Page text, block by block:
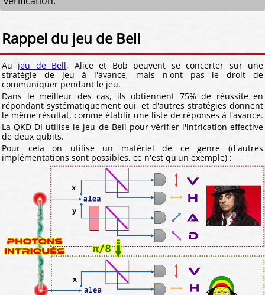
Rappel du jeu de Bell
Au jeu de Bell, Alice et Bob peuvent se concerter sur une
stratégie de jeu à l'avance, mais n'ont pas le droit de
communiquer pendant le jeu.
Dans le meilleur des cas, ils obtiennent 75% de réussite en
répondant systématiquement oui, et d'autres stratégies donnent
le même résultat, comme établir une liste de réponses à l'avance.
La QKD-DI utilise le jeu de Bell pour vérifier l'intrication effective
de deux qubits.
Pour cela on utilise un matériel de ce genre (d'autres
implémentations sont possibles, ce n'est qu'un exemple) :